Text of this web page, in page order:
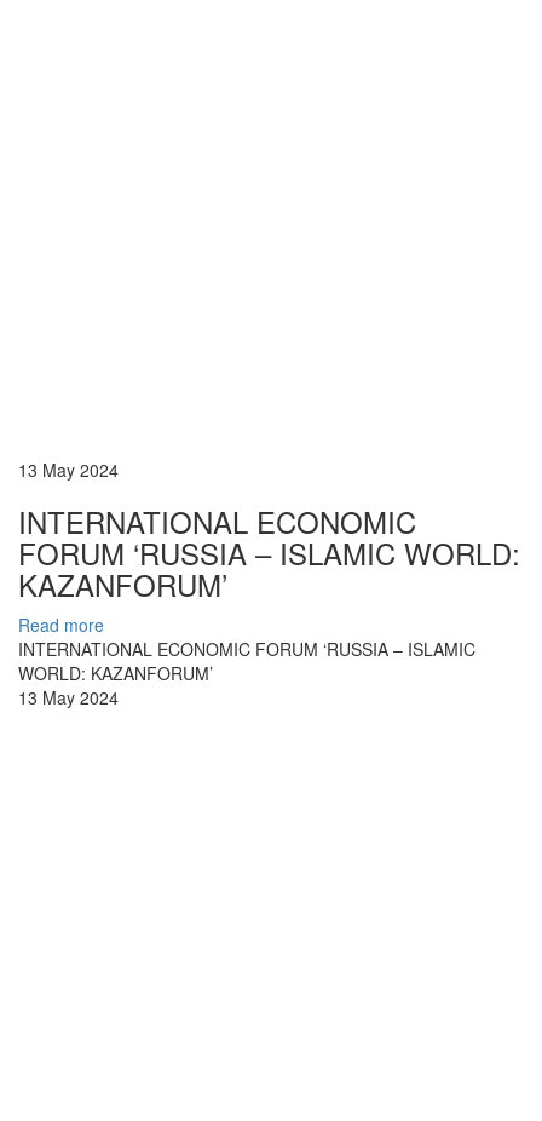
13 May 2024
INTERNATIONAL ECONOMIC
FORUM ‘RUSSIA – ISLAMIC WORLD:
KAZANFORUM’
Read more
INTERNATIONAL ECONOMIC FORUM ‘RUSSIA – ISLAMIC
WORLD: KAZANFORUM’
13 May 2024